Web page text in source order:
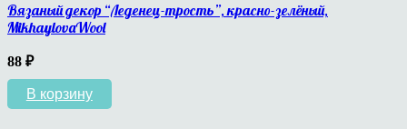
Вязаный декор “Леденец-трость”, красно-зелёный,
MikhaylovaWool
88 ₽
В корзину